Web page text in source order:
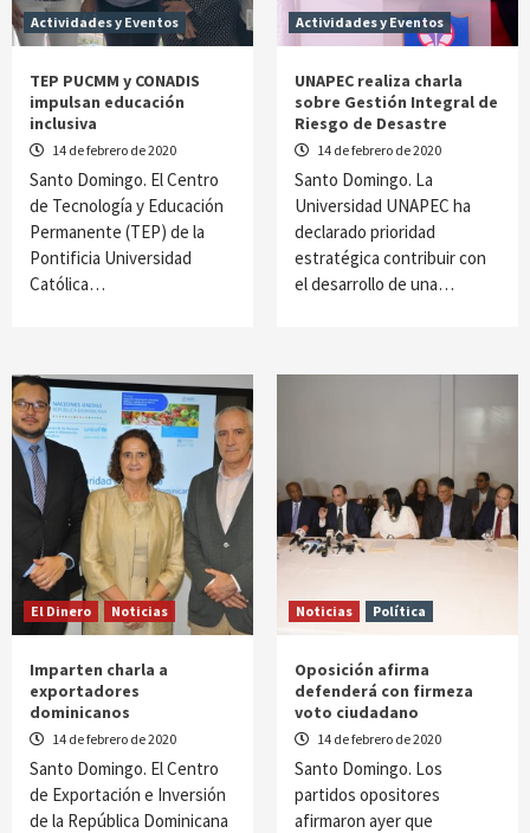
Actividades y Eventos
TEP PUCMM y CONADIS
impulsan educación
inclusiva
14 de febrero de 2020
Santo Domingo. El Centro
de Tecnología y Educación
Permanente (TEP) de la
Pontificia Universidad
Católica…
Actividades y Eventos
UNAPEC realiza charla
sobre Gestión Integral de
Riesgo de Desastre
14 de febrero de 2020
Santo Domingo. La
Universidad UNAPEC ha
declarado prioridad
estratégica contribuir con
el desarrollo de una…
El Dinero Noticias
Imparten charla a
exportadores
dominicanos
14 de febrero de 2020
Santo Domingo. El Centro
de Exportación e Inversión
de la República Dominicana
Noticias Política
Oposición afirma
defenderá con firmeza
voto ciudadano
14 de febrero de 2020
Santo Domingo. Los
partidos opositores
afirmaron ayer que